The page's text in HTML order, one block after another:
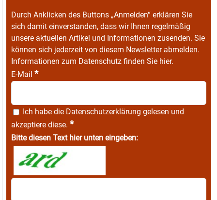
Durch Anklicken des Buttons „Anmelden“ erklären Sie
sich damit einverstanden, dass wir Ihnen regelmäßig
unsere aktuellen Artikel und Informationen zusenden. Sie
können sich jederzeit von diesem Newsletter abmelden.
Informationen zum Datenschutz finden Sie hier.
E-Mail *
Ich habe die Datenschutzerklärung gelesen und
akzeptiere diese. *
Bitte diesen Text hier unten eingeben: